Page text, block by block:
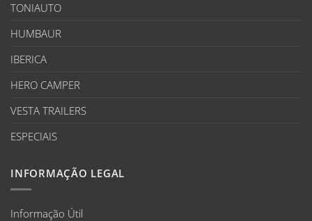
TONIAUTO
HUMBAUR
IBERICA
HERO CAMPER
VESTA TRAILERS
ESPECIAIS
INFORMAÇÃO LEGAL
Informação Útil